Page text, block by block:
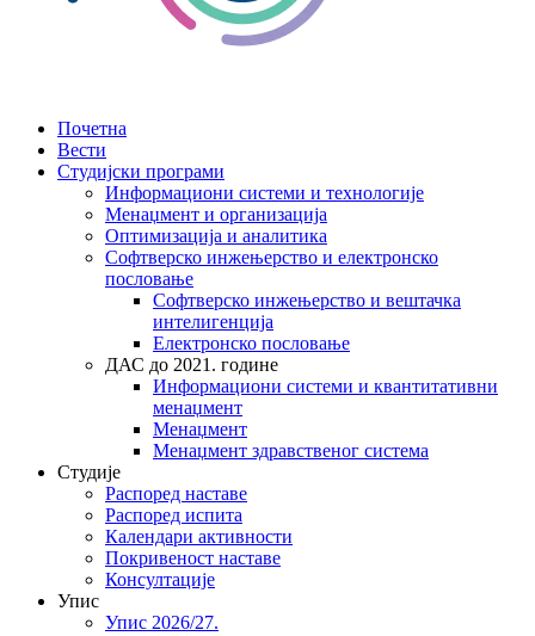
Почетна
Вести
Студијски програми
Информациони системи и технологије
Менаџмент и организација
Оптимизација и аналитика
Софтверско инжењерство и електронско
пословање
Софтверско инжењерство и вештачка
интелигенција
Електронско пословање
ДАС до 2021. године
Информациони системи и квантитативни
менаџмент
Менаџмент
Менаџмент здравственог система
Студије
Распоред наставе
Распоред испита
Календари активности
Покривеност наставе
Консултације
Упис
Упис 2026/27.